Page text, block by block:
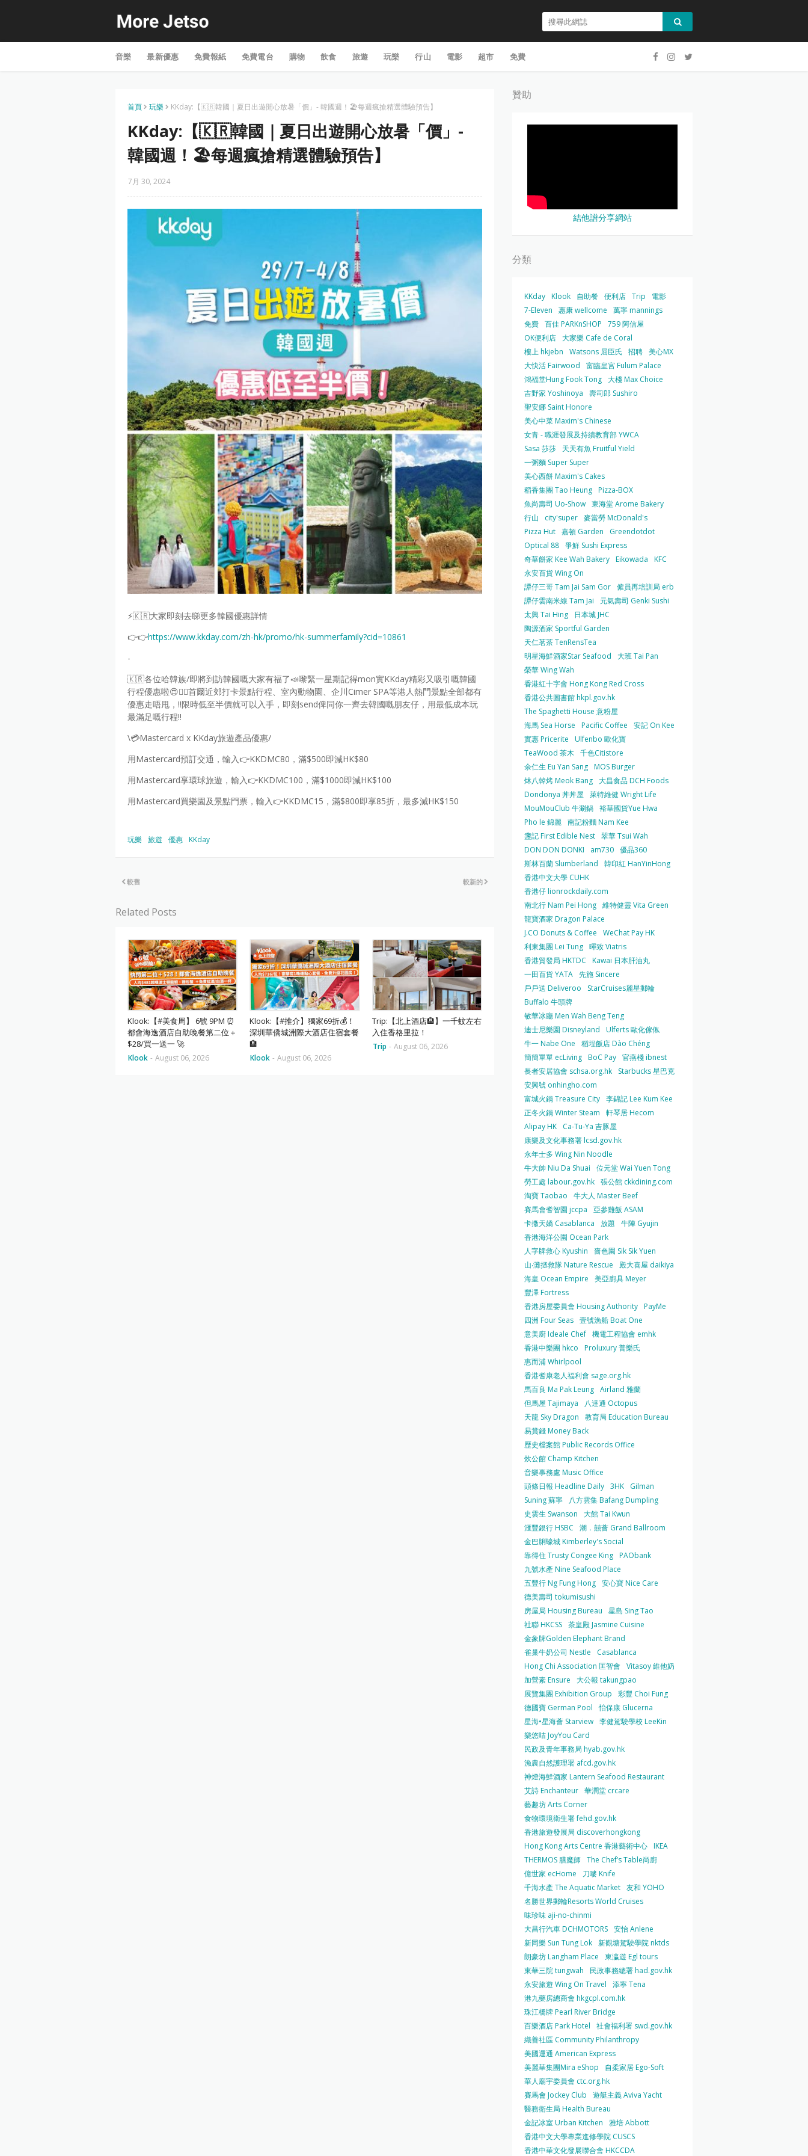
音樂 最新優惠 免費報紙 免費電台 購物 飲食 旅遊 玩樂 行山 電影 超市 免費
首頁 玩樂 KKday:【🇰🇷韓國｜夏日出遊開心放暑「價」- 韓國週！🏖每週瘋搶精選體驗預告】
KKday:【🇰🇷韓國｜夏日出遊開心放暑「價」-
韓國週！🏖每週瘋搶精選體驗預告】
7月 30, 2024
⚡️🇰🇷大家即刻去睇更多韓國優惠詳情
👉👉https://www.kkday.com/zh-hk/promo/hk-summerfamily?cid=10861
-
🇰🇷各位哈韓族/即將到訪韓國嘅大家有福了📣嚟緊一星期記得mon實KKday精彩又吸引嘅韓國
行程優惠啦😍❤️‍🔥首爾近郊打卡景點行程、室內動物園、企川Cimer SPA等港人熱門景點全部都有
優惠走唔甩，‼️限時低至半價就可以入手，即刻send俾同你一齊去韓國嘅朋友仔，用最低成本玩
最滿足嘅行程‼️
\💳Mastercard x KKday旅遊產品優惠/
用Mastercard預訂交通，輸入👉KKDMC80，滿$500即減HK$80
用Mastercard享環球旅遊，輸入👉KKDMC100，滿$1000即減HK$100
用Mastercard買樂園及景點門票，輸入👉KKDMC15，滿$800即享85折，最多減HK$150
玩樂 旅遊 優惠 KKday
較新的
較舊
Related Posts
Klook:【#美食周】 6號 9PM ⏰
都會海逸酒店自助晚餐第二位＋
$28/買一送一 🚀
Klook - August 06, 2026
Klook:【#推介】獨家69折💰！
深圳華僑城洲際大酒店住宿套餐
🏨
Klook - August 06, 2026
Trip:【北上酒店🏨】一千蚊左右
入住香格里拉！
Trip - August 06, 2026
贊助
結他譜分享網站
分類
KKday Klook 自助餐 便利店 Trip
電影
7-Eleven
惠康 wellcome
萬寧 mannings
免費 百佳 PARKnSHOP
759 阿信屋
OK便利店 大家樂 Cafe de Coral
樓上 hkjebn
Watsons 屈臣氏 招聘 美心MX
大快活 Fairwood
富臨皇宮 Fulum Palace
鴻福堂Hung Fook Tong 大棧 Max Choice
吉野家 Yoshinoya
壽司郎 Sushiro
聖安娜 Saint Honore
美心中菜 Maxim's Chinese
女青 - 職涯發展及持續教育部 YWCA
Sasa 莎莎
天天有魚 Fruitful Yield
一粥麵 Super Super
美心西餅 Maxim's Cakes
稻香集團 Tao Heung Pizza-BOX
魚尚壽司 Uo-Show 東海堂 Arome Bakery
行山
city'super 麥當勞 McDonald's
Pizza Hut 嘉頓 Garden
Greendotdot
Optical 88 爭鮮 Sushi Express
奇華餅家 Kee Wah Bakery Eikowada
KFC
永安百貨 Wing On
譚仔三哥 Tam Jai Sam Gor 僱員再培訓局 erb
譚仔雲南米線 Tam Jai
元氣壽司 Genki Sushi
太興 Tai Hing
日本城 JHC
陶源酒家 Sportful Garden
天仁茗茶 TenRensTea
明星海鮮酒家Star Seafood
大班 Tai Pan
榮華 Wing Wah
香港紅十字會 Hong Kong Red Cross
香港公共圖書館 hkpl.gov.hk
The Spaghetti House 意粉屋
海馬 Sea Horse
Pacific Coffee
安記 On Kee
實惠 Pricerite
Ulfenbo 歐化寶
TeaWood 茶木 千色Citistore
余仁生 Eu Yan Sang MOS Burger
炑八韓烤 Meok Bang 大昌食品 DCH Foods
Dondonya 丼丼屋
萊特維健 Wright Life
MouMouClub 牛涮鍋 裕華國貨Yue Hwa
Pho le 錦麗 南記粉麵 Nam Kee
盞記 First Edible Nest 翠華 Tsui Wah
DON DON DONKI
am730 優品360
斯林百蘭 Slumberland
韓印紅 HanYinHong
香港中文大學 CUHK
香港仔 lionrockdaily.com
南北行 Nam Pei Hong 維特健靈 Vita Green
龍寶酒家 Dragon Palace
J.CO Donuts & Coffee
WeChat Pay HK
利東集團 Lei Tung 暉致 Viatris
香港貿發局 HKTDC
Kawai 日本肝油丸
一田百貨 YATA 先施 Sincere
戶戶送 Deliveroo
StarCruises麗星郵輪
Buffalo 牛頭牌
敏華冰廳 Men Wah Beng Teng
迪士尼樂園 Disneyland
Ulferts 歐化傢俬
牛一 Nabe One
稻埕飯店 Dào Chéng
簡簡單單 ecLiving BoC Pay 官燕棧 ibnest
長者安居協會 schsa.org.hk
Starbucks 星巴克
安興號 onhingho.com
富城火鍋 Treasure City 李錦記 Lee Kum Kee
正冬火鍋 Winter Steam
軒琴居 Hecom
Alipay HK
Ca-Tu-Ya 吉豚屋
康樂及文化事務署 lcsd.gov.hk
永年士多 Wing Nin Noodle
牛大帥 Niu Da Shuai
位元堂 Wai Yuen Tong
勞工處 labour.gov.hk 張公館 ckkdining.com
淘寶 Taobao
牛大人 Master Beef
賽馬會耆智園 jccpa
亞參雞飯 ASAM
卡撒天嬌 Casablanca
放題
牛陣 Gyujin
香港海洋公園 Ocean Park
人字牌救心 Kyushin
嗇色園 Sik Sik Yuen
山‧灘拯救隊 Nature Rescue
殿大喜屋 daikiya
海皇 Ocean Empire
美亞廚具 Meyer
豐澤 Fortress
香港房屋委員會 Housing Authority PayMe
四洲 Four Seas 壹號漁船 Boat One
意美廚 Ideale Chef 機電工程協會 emhk
香港中樂團 hkco
Proluxury 普樂氏
惠而浦 Whirlpool
香港耆康老人福利會 sage.org.hk
馬百良 Ma Pak Leung Airland 雅蘭
但馬屋 Tajimaya
八達通 Octopus
天龍 Sky Dragon
教育局 Education Bureau
易賞錢 Money Back
歷史檔案館 Public Records Office
炊公館 Champ Kitchen
音樂事務處 Music Office
頭條日報 Headline Daily 3HK
Gilman
Suning 蘇寧
八方雲集 Bafang Dumpling
史雲生 Swanson
大館 Tai Kwun
滙豐銀行 HSBC
潮．囍薈 Grand Ballroom
金巴脷蠔城 Kimberley's Social
靠得住 Trusty Congee King PAObank
九號水產 Nine Seafood Place
五豐行 Ng Fung Hong 安心寶 Nice Care
德美壽司 tokumisushi
房屋局 Housing Bureau
星島 Sing Tao
社聯 HKCSS 茶皇殿 Jasmine Cuisine
金象牌Golden Elephant Brand
雀巢牛奶公司 Nestle
Casablanca
Hong Chi Association 匡智會
Vitasoy 維他奶
加營素 Ensure
大公報 takungpao
展覽集團 Exhibition Group
彩豐 Choi Fung
德國寶 German Pool
怡保康 Glucerna
星海•星海薈 Starview 李健駕駛學校 LeeKin
樂悠咭 JoyYou Card
民政及青年事務局 hyab.gov.hk
漁農自然護理署 afcd.gov.hk
神燈海鮮酒家 Lantern Seafood Restaurant
艾詩 Enchanteur 華潤堂 crcare
藝趣坊 Arts Corner
食物環境衛生署 fehd.gov.hk
香港旅遊發展局 discoverhongkong
Hong Kong Arts Centre 香港藝術中心 IKEA
THERMOS 膳魔師 The Chef’s Table尚廚
億世家 ecHome
刀嘜 Knife
千海水產 The Aquatic Market 友和 YOHO
名勝世界郵輪Resorts World Cruises
味珍味 aji-no-chinmi
大昌行汽車 DCHMOTORS 安怡 Anlene
新同樂 Sun Tung Lok 新觀塘駕駛學院 nktds
朗豪坊 Langham Place
東瀛遊 Egl tours
東華三院 tungwah
民政事務總署 had.gov.hk
永安旅遊 Wing On Travel
添寧 Tena
港九藥房總商會 hkgcpl.com.hk
珠江橋牌 Pearl River Bridge
百樂酒店 Park Hotel
社會福利署 swd.gov.hk
織善社區 Community Philanthropy
美國運通 American Express
美麗華集團Mira eShop
自柔家居 Ego-Soft
華人廟宇委員會 ctc.org.hk
賽馬會 Jockey Club
遊艇主義 Aviva Yacht
醫務衛生局 Health Bureau
金記冰室 Urban Kitchen
雅培 Abbott
香港中文大學專業進修學院 CUSCS
香港中華文化發展聯合會 HKCCDA